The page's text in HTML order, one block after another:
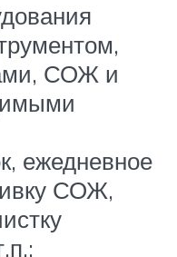
СОЖ и
ежедневное
СОЖ,